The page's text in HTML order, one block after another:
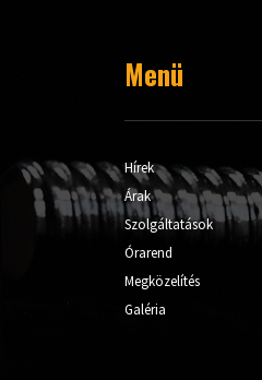
Menü
Hírek
Árak
Szolgáltatások
Órarend
Megközelítés
Galéria